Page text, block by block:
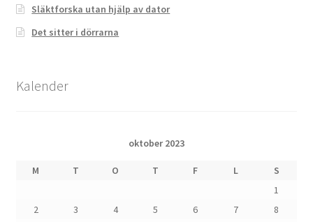
Släktforska utan hjälp av dator
Det sitter i dörrarna
Kalender
oktober 2023
M T O T F L
S
1
2
3 4 5 6 7
8